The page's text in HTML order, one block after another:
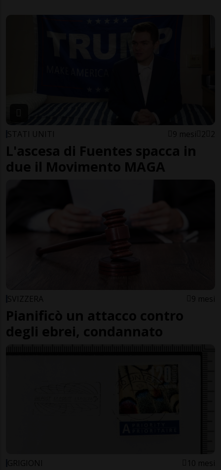
STATI UNITI 9 mesi 2 2
L'ascesa di Fuentes spacca in
due il Movimento MAGA
SVIZZERA 9 mesi
Pianificò un attacco contro
degli ebrei, condannato
GRIGIONI 10 mesi